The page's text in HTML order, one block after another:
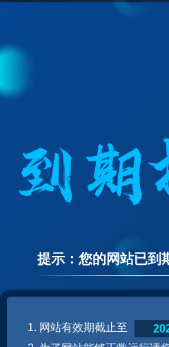
提示：您的网站已到
1. 网站有效期截止至